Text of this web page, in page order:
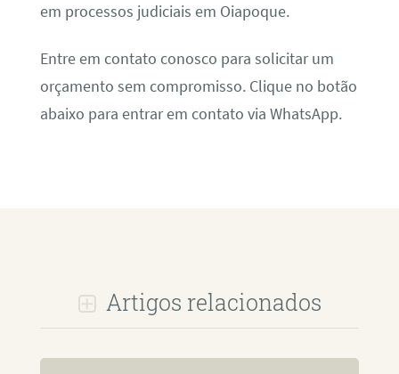
em processos judiciais em Oiapoque.
Entre em contato conosco para solicitar um
orçamento sem compromisso. Clique no botão
abaixo para entrar em contato via WhatsApp.
Artigos relacionados